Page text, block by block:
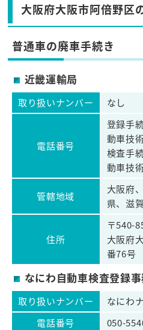
大阪府大阪市阿倍野区
普通車の廃車手続き
近畿運輸局
取り扱いナンバー なし
電話番号
登録手
動車技
検査手
動車技
管轄地域
大阪府
県、滋
住所
〒540-
大阪府
番76号
なにわ自動車検査登録
取り扱いナンバー
なにわ
電話番号
050-